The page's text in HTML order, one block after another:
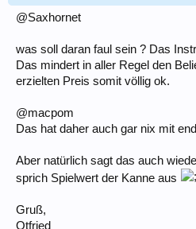
@Saxhornet
was soll daran faul sein ? Das
Das mindert in aller Regel den
erzielten Preis somit völlig ok.
@macpom
Das hat daher auch gar nix mit
Aber natürlich sagt das auch
sprich Spielwert der Kanne aus
Gruß,
Otfried